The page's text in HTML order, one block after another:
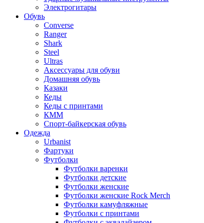
Электрогитары
Обувь
Converse
Ranger
Shark
Steel
Ultras
Аксессуары для обуви
Домашняя обувь
Казаки
Кеды
Кеды с принтами
КММ
Спорт-байкерская обувь
Одежда
Urbanist
Фартуки
Футболки
Футболки варенки
Футболки детские
Футболки женские
Футболки женские Rock Merch
Футболки камуфляжные
Футболки с принтами